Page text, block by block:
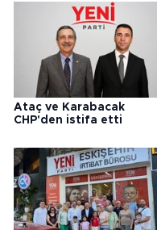
Ataç ve Karabacak
CHP'den istifa etti